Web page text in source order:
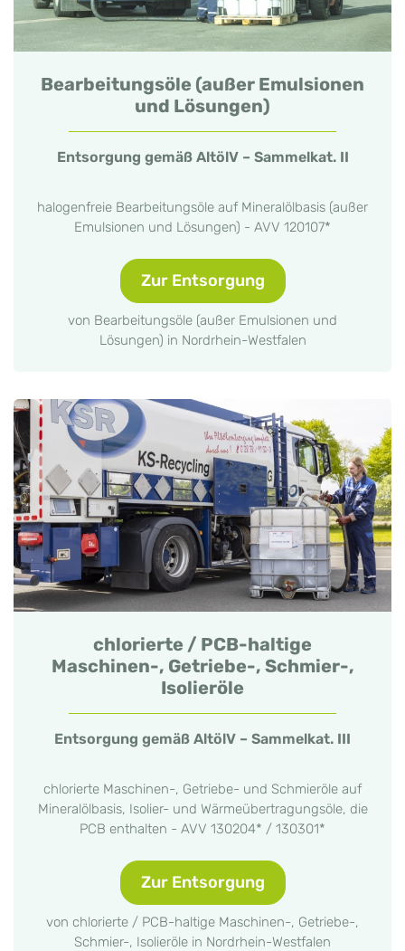
Bearbeitungsöle (außer Emulsionen
und Lösungen)
Entsorgung gemäß AltölV – Sammelkat. II
halogenfreie Bearbeitungsöle auf Mineralölbasis (außer
Emulsionen und Lösungen) - AVV 120107*
Zur Entsorgung
von Bearbeitungsöle (außer Emulsionen und
Lösungen) in Nordrhein-Westfalen
chlorierte / PCB-haltige
Maschinen-, Getriebe-, Schmier-,
Isolieröle
Entsorgung gemäß AltölV – Sammelkat. III
chlorierte Maschinen-, Getriebe- und Schmieröle auf
Mineralölbasis, Isolier- und Wärmeübertragungsöle, die
PCB enthalten - AVV 130204* / 130301*
Zur Entsorgung
von chlorierte / PCB-haltige Maschinen-, Getriebe-,
Schmier-, Isolieröle in Nordrhein-Westfalen